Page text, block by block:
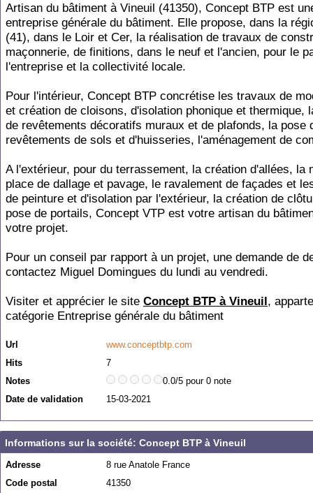
Artisan du bâtiment à Vineuil (41350), Concept BTP est
entreprise générale du bâtiment. Elle propose, dans la
(41), dans le Loir et Cer, la réalisation de travaux de
maçonnerie, de finitions, dans le neuf et l'ancien, pour le
l'entreprise et la collectivité locale.
Pour l'intérieur, Concept BTP concrétise les travaux de
et création de cloisons, d'isolation phonique et thermique,
de revêtements décoratifs muraux et de plafonds, la pose
revêtements de sols et d'huisseries, l'aménagement de
A l'extérieur, pour du terrassement, la création d'allées, la
place de dallage et pavage, le ravalement de façades et
de peinture et d'isolation par l'extérieur, la création de
pose de portails, Concept VTP est votre artisan du
votre projet.
Pour un conseil par rapport à un projet, une demande de
contactez Miguel Domingues du lundi au vendredi.
Visiter et apprécier le site Concept BTP à Vineuil,
catégorie Entreprise générale du bâtiment
Url
www.conceptbtp.com
Hits
7
Notes
0.0/5 pour 0 note
Date de validation
15-03-2021
Informations sur la société: Concept BTP à Vineuil
Adresse
8 rue Anatole France
Code postal
41350